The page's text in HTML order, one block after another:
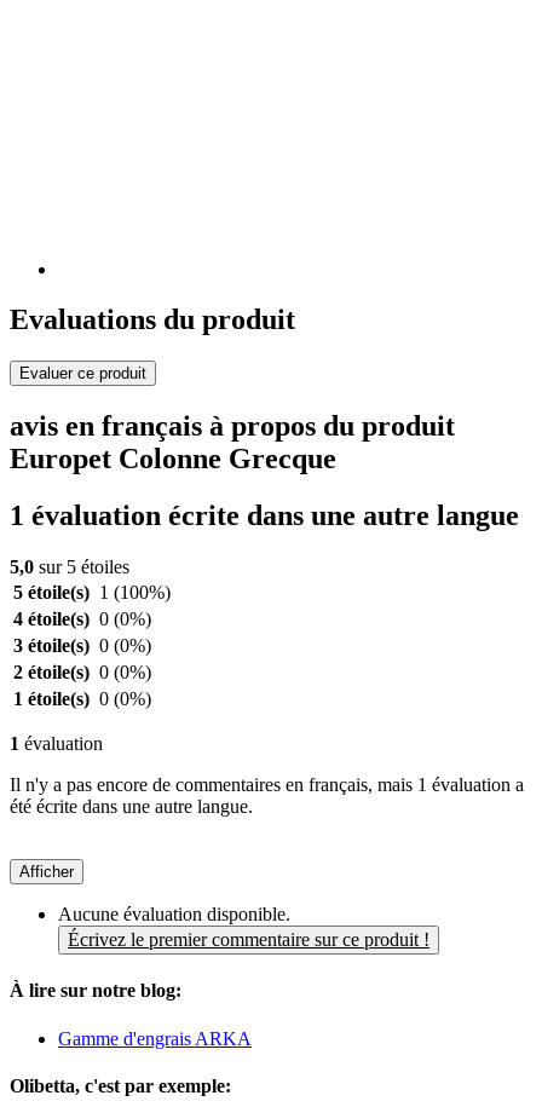
Evaluations du produit
Evaluer ce produit
avis en français à propos du produit
Europet Colonne Grecque
1 évaluation écrite dans une autre langue
5,0 sur 5 étoiles
5 étoile(s) 1 (100%)
4 étoile(s) 0 (0%)
3 étoile(s) 0 (0%)
2 étoile(s) 0 (0%)
1 étoile(s) 0 (0%)
1 évaluation
Il n'y a pas encore de commentaires en français, mais 1 évaluation a
été écrite dans une autre langue.
Afficher
Aucune évaluation disponible.
Écrivez le premier commentaire sur ce produit !
À lire sur notre blog:
Gamme d'engrais ARKA
Olibetta, c'est par exemple: